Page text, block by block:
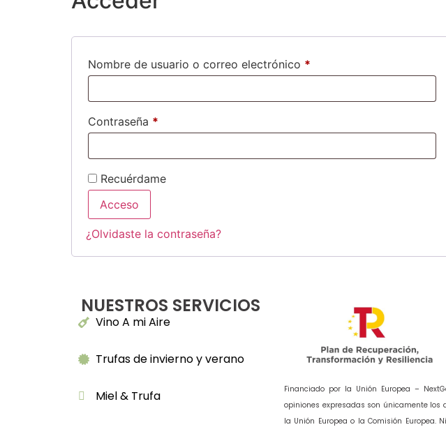
Nombre de usuario o correo electrónico *
Contraseña *
Recuérdame
Acceso
¿Olvidaste la contraseña?
NUESTROS SERVICIOS
Vino A mi Aire
Trufas de invierno y verano
Miel & Trufa
Financiado por la Unión Europea –
opiniones expresadas son únicamente
la Unión Europea o la Comisión Europea.